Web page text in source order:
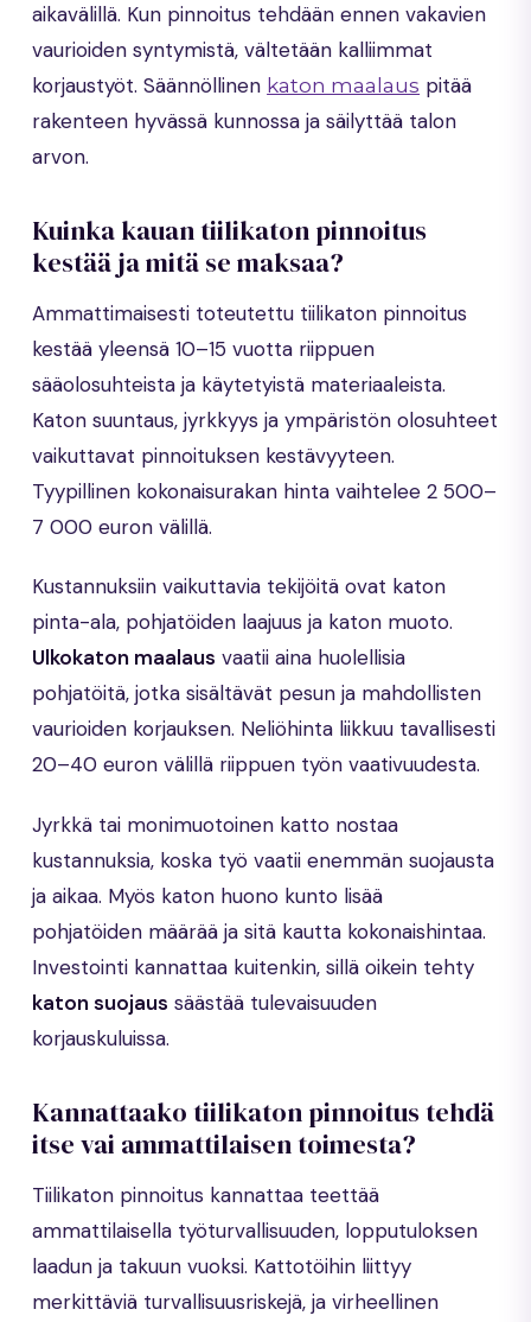
aikavälillä. Kun pinnoitus tehdään ennen vakavien
vaurioiden syntymistä, vältetään kalliimmat
korjaustyöt. Säännöllinen katon maalaus pitää
rakenteen hyvässä kunnossa ja säilyttää talon
arvon.
Kuinka kauan tiilikaton pinnoitus
kestää ja mitä se maksaa?
Ammattimaisesti toteutettu tiilikaton pinnoitus
kestää yleensä 10–15 vuotta riippuen
sääolosuhteista ja käytetyistä materiaaleista.
Katon suuntaus, jyrkkyys ja ympäristön olosuhteet
vaikuttavat pinnoituksen kestävyyteen.
Tyypillinen kokonaisurakan hinta vaihtelee 2 500–
7 000 euron välillä.
Kustannuksiin vaikuttavia tekijöitä ovat katon
pinta-ala, pohjatöiden laajuus ja katon muoto.
Ulkokaton maalaus vaatii aina huolellisia
pohjatöitä, jotka sisältävät pesun ja mahdollisten
vaurioiden korjauksen. Neliöhinta liikkuu tavallisesti
20–40 euron välillä riippuen työn vaativuudesta.
Jyrkkä tai monimuotoinen katto nostaa
kustannuksia, koska työ vaatii enemmän suojausta
ja aikaa. Myös katon huono kunto lisää
pohjatöiden määrää ja sitä kautta kokonaishintaa.
Investointi kannattaa kuitenkin, sillä oikein tehty
katon suojaus säästää tulevaisuuden
korjauskuluissa.
Kannattaako tiilikaton pinnoitus tehdä
itse vai ammattilaisen toimesta?
Tiilikaton pinnoitus kannattaa teettää
ammattilaisella työturvallisuuden, lopputuloksen
laadun ja takuun vuoksi. Kattotöihin liittyy
merkittäviä turvallisuusriskejä, ja virheellinen